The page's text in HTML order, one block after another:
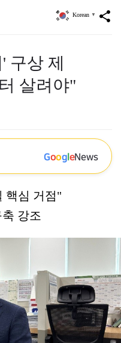
share
Korean ▼
구상 제
살려야"
GoogleNews
핵심 거점"
강조